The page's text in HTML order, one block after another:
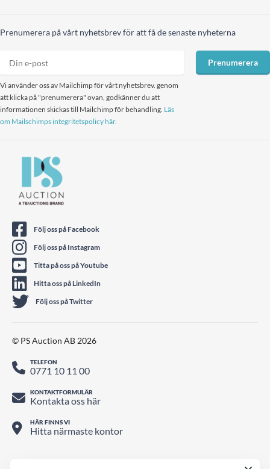
Prenumerera på vårt nyhetsbrev för att få de senaste nyheterna
Vi använder oss av Mailchimp för vårt nyhetsbrev. genom
att klicka på "prenumerera" ovan, godkänner du att
informationen skickas till Mailchimp för behandling. Läs
om Mailschimps integritetspolicy här.
Prenumerera
Följ oss på Facebook
Följ oss på Instagram
Titta på oss på Youtube
Hitta oss på LinkedIn
Följ oss på Twitter
© PS Auction AB 2026
TELEFON
0771 10 11 00
KONTAKTFORMULÄR
Kontakta oss här
HÄR FINNS VI
Hitta närmaste kontor